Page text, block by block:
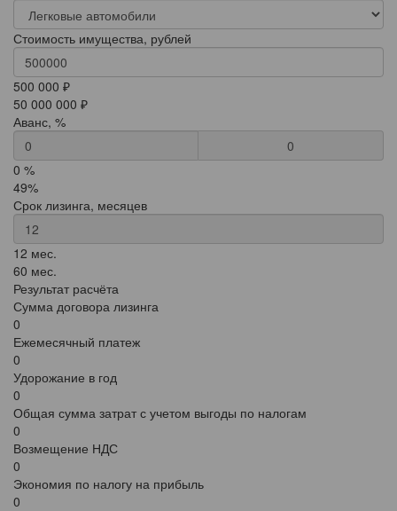
Стоимость имущества, рублей
500 000 ₽
50 000 000 ₽
Аванс, %
0
0 %
49%
Срок лизинга, месяцев
12 мес.
60 мес.
Результат расчёта
Сумма договора лизинга
0
Ежемесячный платеж
0
Удорожание в год
0
Общая сумма затрат с учетом выгоды по налогам
0
Возмещение НДС
0
Экономия по налогу на прибыль
0